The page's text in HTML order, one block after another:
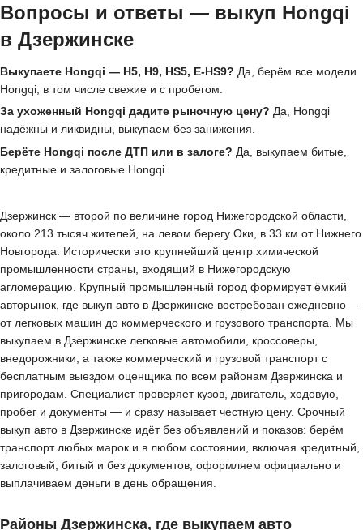
Вопросы и ответы — выкуп Hongqi
в Дзержинске
Выкупаете Hongqi — H5, H9, HS5, E-HS9? Да, берём все модели
Hongqi, в том числе свежие и с пробегом.
За ухоженный Hongqi дадите рыночную цену? Да, Hongqi
надёжны и ликвидны, выкупаем без занижения.
Берёте Hongqi после ДТП или в залоге? Да, выкупаем битые,
кредитные и залоговые Hongqi.
Дзержинск — второй по величине город Нижегородской области,
около 213 тысяч жителей, на левом берегу Оки, в 33 км от Нижнего
Новгорода. Исторически это крупнейший центр химической
промышленности страны, входящий в Нижегородскую
агломерацию. Крупный промышленный город формирует ёмкий
авторынок, где выкуп авто в Дзержинске востребован ежедневно —
от легковых машин до коммерческого и грузового транспорта. Мы
выкупаем в Дзержинске легковые автомобили, кроссоверы,
внедорожники, а также коммерческий и грузовой транспорт с
бесплатным выездом оценщика по всем районам Дзержинска и
пригородам. Специалист проверяет кузов, двигатель, ходовую,
пробег и документы — и сразу называет честную цену. Срочный
выкуп авто в Дзержинске идёт без объявлений и показов: берём
транспорт любых марок и в любом состоянии, включая кредитный,
залоговый, битый и без документов, оформляем официально и
выплачиваем деньги в день обращения.
Районы Дзержинска, где выкупаем авто